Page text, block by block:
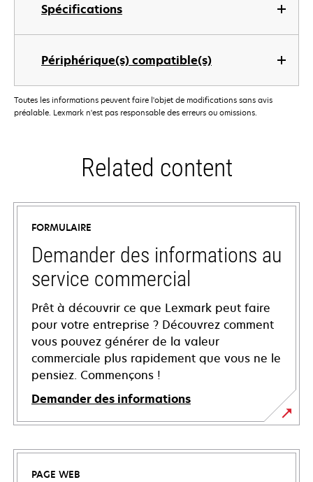
Spécifications
Périphérique(s) compatible(s)
Toutes les informations peuvent faire l'objet de modifications sans avis
préalable. Lexmark n'est pas responsable des erreurs ou omissions.
Related content
FORMULAIRE
Demander des informations au
service commercial
Prêt à découvrir ce que Lexmark peut faire
pour votre entreprise ? Découvrez comment
vous pouvez générer de la valeur
commerciale plus rapidement que vous ne le
pensiez. Commençons !
Demander des informations
PAGE WEB